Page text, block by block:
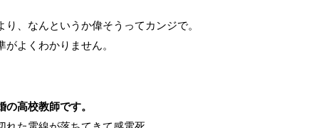
、なんというか偉そうってカンジで。
よくわかりません。
高校教師です。